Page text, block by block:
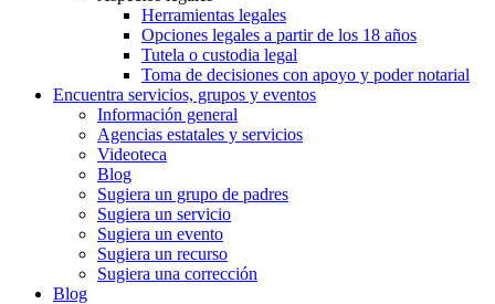
Herramientas legales
Opciones legales a partir de los 18 años
Tutela o custodia legal
Toma de decisiones con apoyo y poder notarial
Encuentra servicios, grupos y eventos
Información general
Agencias estatales y servicios
Videoteca
Blog
Sugiera un grupo de padres
Sugiera un servicio
Sugiera un evento
Sugiera un recurso
Sugiera una corrección
Blog